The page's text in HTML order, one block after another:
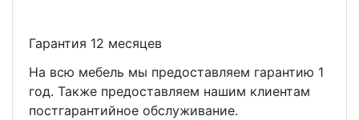
Гарантия 12 месяцев
На всю мебель мы предоставляем гарантию 1
год. Также предоставляем нашим клиентам
постгарантийное обслуживание.